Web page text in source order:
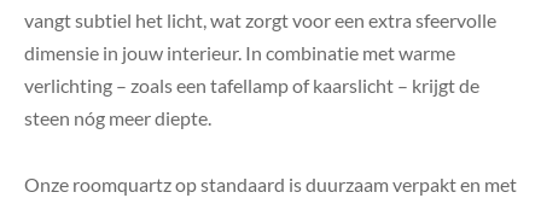
vangt subtiel het licht, wat zorgt voor een extra sfeervolle
dimensie in jouw interieur. In combinatie met warme
verlichting – zoals een tafellamp of kaarslicht – krijgt de
steen nóg meer diepte.
Onze roomquartz op standaard is duurzaam verpakt en met